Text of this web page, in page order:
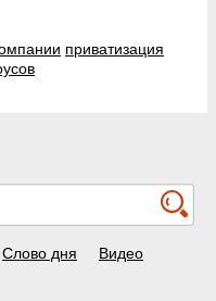
приватизация
Слово дня Видео